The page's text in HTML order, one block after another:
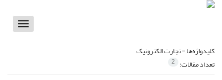
Toggle
کلیدواژه‌ها =تجارت الکترونیک
تعداد مقالات: 2